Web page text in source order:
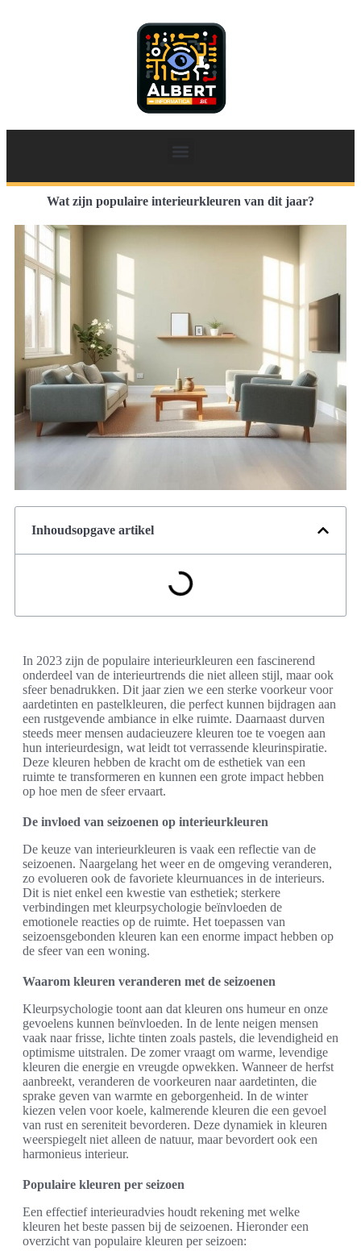
Wat zijn populaire interieurkleuren van dit jaar?
Inhoudsopgave artikel
In 2023 zijn de populaire interieurkleuren een fascinerend
onderdeel van de interieurtrends die niet alleen stijl, maar ook
sfeer benadrukken. Dit jaar zien we een sterke voorkeur voor
aardetinten en pastelkleuren, die perfect kunnen bijdragen aan
een rustgevende ambiance in elke ruimte. Daarnaast durven
steeds meer mensen audacieuzere kleuren toe te voegen aan
hun interieurdesign, wat leidt tot verrassende kleurinspiratie.
Deze kleuren hebben de kracht om de esthetiek van een
ruimte te transformeren en kunnen een grote impact hebben
op hoe men de sfeer ervaart.
De invloed van seizoenen op interieurkleuren
De keuze van interieurkleuren is vaak een reflectie van de
seizoenen. Naargelang het weer en de omgeving veranderen,
zo evolueren ook de favoriete kleurnuances in de interieurs.
Dit is niet enkel een kwestie van esthetiek; sterkere
verbindingen met kleurpsychologie beïnvloeden de
emotionele reacties op de ruimte. Het toepassen van
seizoensgebonden kleuren kan een enorme impact hebben op
de sfeer van een woning.
Waarom kleuren veranderen met de seizoenen
Kleurpsychologie toont aan dat kleuren ons humeur en onze
gevoelens kunnen beïnvloeden. In de lente neigen mensen
vaak naar frisse, lichte tinten zoals pastels, die levendigheid en
optimisme uitstralen. De zomer vraagt om warme, levendige
kleuren die energie en vreugde opwekken. Wanneer de herfst
aanbreekt, veranderen de voorkeuren naar aardetinten, die
sprake geven van warmte en geborgenheid. In de winter
kiezen velen voor koele, kalmerende kleuren die een gevoel
van rust en sereniteit bevorderen. Deze dynamiek in kleuren
weerspiegelt niet alleen de natuur, maar bevordert ook een
harmonieus interieur.
Populaire kleuren per seizoen
Een effectief interieuradvies houdt rekening met welke
kleuren het beste passen bij de seizoenen. Hieronder een
overzicht van populaire kleuren per seizoen: